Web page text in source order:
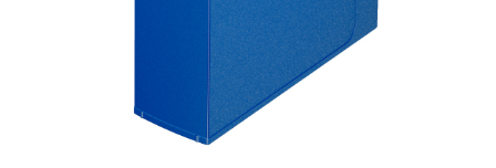
Accesorii diverse pentru birou
Instrumente de scris